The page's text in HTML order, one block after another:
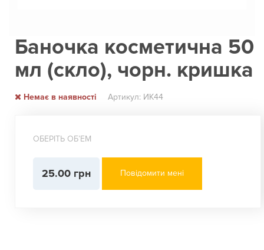
Баночка косметична 50
мл (скло), чорн. кришка
Немає в наявності Артикул: ИК44
ОБЕРІТЬ ОБʼЕМ
25.00 грн Повідомити мені